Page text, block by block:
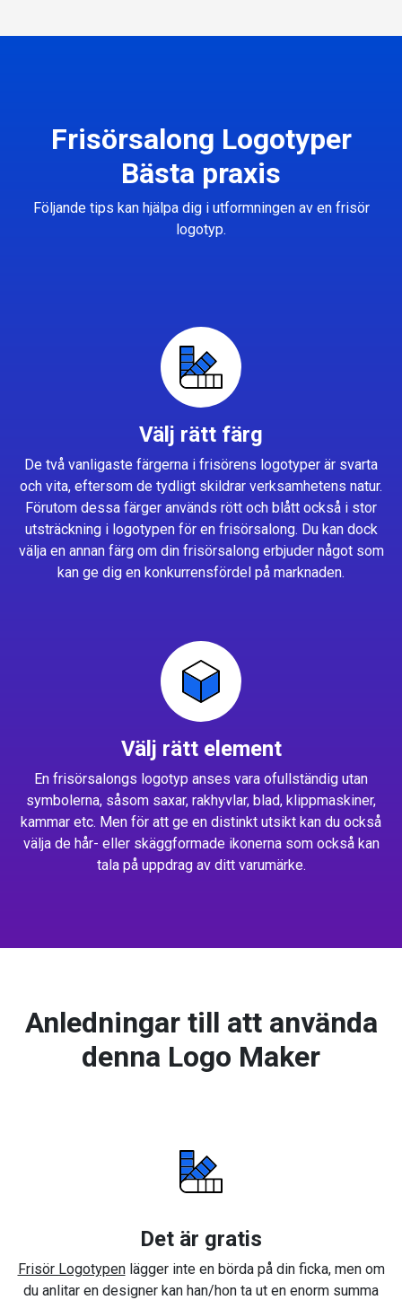
Frisörsalong Logotyper
Bästa praxis
Följande tips kan hjälpa dig i utformningen av en frisör
logotyp.
Välj rätt färg
De två vanligaste färgerna i frisörens logotyper är svarta
och vita, eftersom de tydligt skildrar verksamhetens natur.
Förutom dessa färger används rött och blått också i stor
utsträckning i logotypen för en frisörsalong. Du kan dock
välja en annan färg om din frisörsalong erbjuder något som
kan ge dig en konkurrensfördel på marknaden.
Välj rätt element
En frisörsalongs logotyp anses vara ofullständig utan
symbolerna, såsom saxar, rakhyvlar, blad, klippmaskiner,
kammar etc. Men för att ge en distinkt utsikt kan du också
välja de hår- eller skäggformade ikonerna som också kan
tala på uppdrag av ditt varumärke.
Anledningar till att använda
denna Logo Maker
Det är gratis
Frisör Logotypenlägger inte en börda på din ficka, men om
du anlitar en designer kan han/hon ta ut en enorm summa